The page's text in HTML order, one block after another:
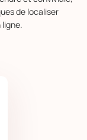
de localiser